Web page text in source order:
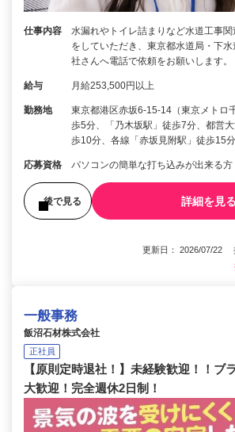
仕事内容
水漏れやトイレ詰まりなど水道工事
をしていただき、東京都水道局・下
社さんへ電話で依頼をお願いします
給与 月給253,500円以上
勤務地
東京都港区赤坂6‐15‐14（東京メトロ
歩5分、「乃木坂駅」徒歩7分、都営
歩10分、各線「赤坂見附駅」徒歩15分
応募資格 パソコンの簡単な打ち込みが出来る
後で見る 詳細を見る
更新日： 2026/07/22
一般事務
飯沼石材株式会社
正社員
【原則定時退社！】未経験歓迎！！ブ
大歓迎！完全週休2日制！